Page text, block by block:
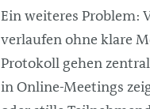
Ein weiteres Problem:
verlaufen ohne klare
Protokoll gehen
in Online-Meetings